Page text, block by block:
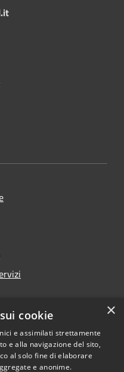
Copyright © 2026 • Comune di
Treviglio • Powered by
Municipium•Accesso
×
cookie
e assimilati strettamente
e alla navigazione del sito,
al solo fine di elaborare
e anonime.